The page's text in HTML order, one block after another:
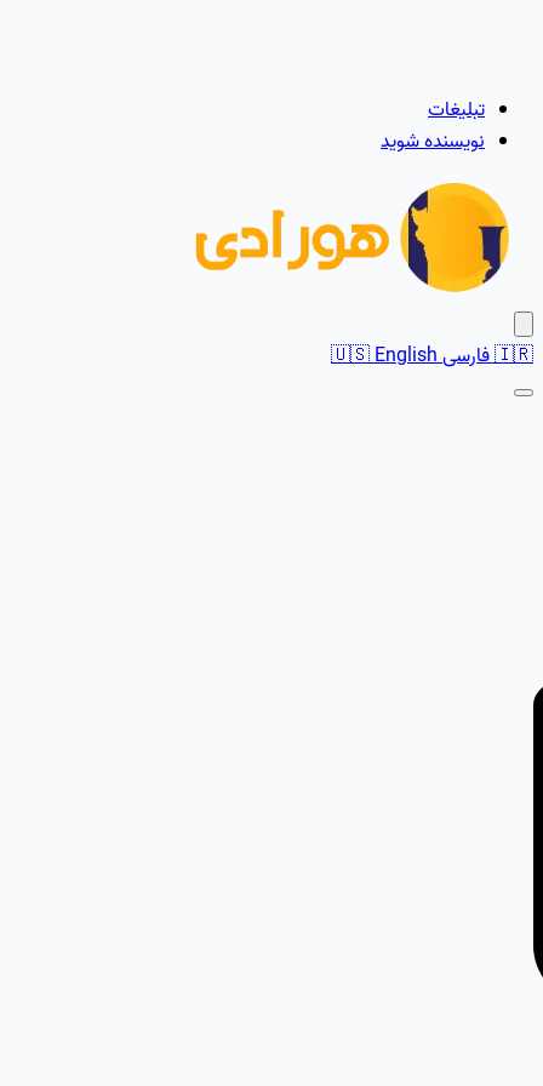
تبلیغات
نویسنده شوید
🇮🇷فارسی 🇺🇸English